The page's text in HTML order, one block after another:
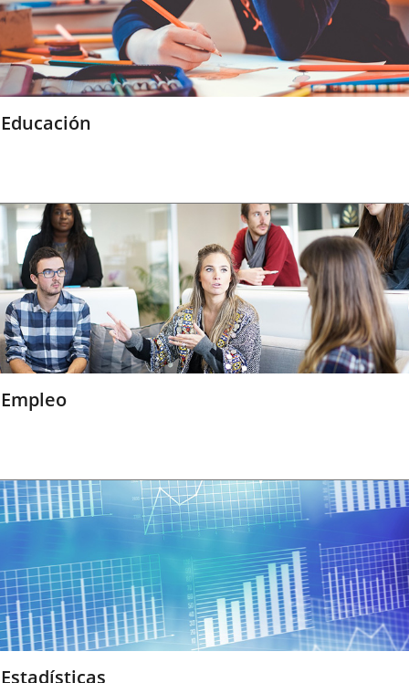
Educación
Empleo
Estadísticas